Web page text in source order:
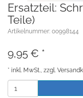
Ersatzteil:
Teile)
Artikelnummer: 00998144
9,95 € *
* inkl. MwSt., zzgl.